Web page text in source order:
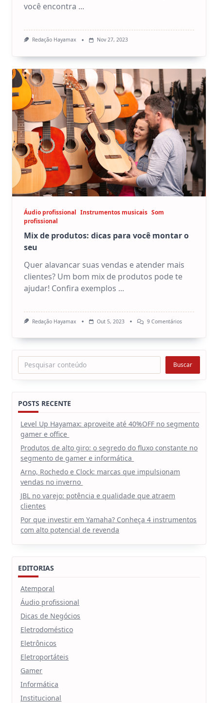
você encontra ...
Redação Hayamax Nov 27, 2023
Áudio profissional Instrumentos musicais Som
profissional
Mix de produtos: dicas para você montar o
seu
Quer alavancar suas vendas e atender mais
clientes? Um bom mix de produtos pode te
ajudar! Confira exemplos ...
Redação Hayamax Out 5, 2023 9 ComentáriosEm
Dicas
Para
Você
Pesquisar Buscar
POSTS RECENTE
Level Up Hayamax: aproveite até 40%OFF no segmento
gamer e office
Produtos de alto giro: o segredo do fluxo constante no
segmento de gamer e informática
Arno, Rochedo e Clock: marcas que impulsionam
vendas no inverno
JBL no varejo: potência e qualidade que atraem
clientes
Por que investir em Yamaha? Conheça 4 instrumentos
com alto potencial de revenda
EDITORIAS
Atemporal
Áudio profissional
Dicas de Negócios
Eletrodoméstico
Eletrônicos
Eletroportáteis
Gamer
Informática
Institucional